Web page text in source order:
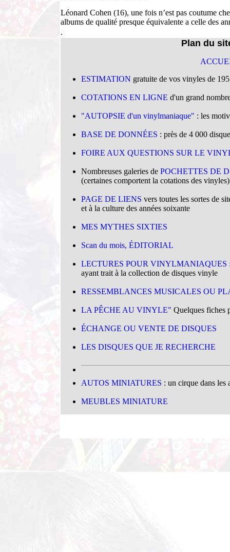
Léonard Cohen (16), une fois n’est pas coutume
albums de qualité presque équivalente a celle des
.
Plan du
ESTIMATION gratuite de vos vinyles de
COTATIONS EN LIGNE d'un grand
"AUTOPSIE d'un vinylmaniaque" : les
BASE DE DONNÉES : près de 4 000
FOIRE AUX QUESTIONS SUR LE
Nombreuses galeries de POCHETTES DE
(certaines comportent la cotations des vinyles)
PAGE DE LIENS vers toutes les sortes de
et à la culture des années soixante
MES MYTHES SIXTIES
Scan du mois, ÉDITORIAL
LECTURES POUR VINYLMANIAQUES
ayant trait à la collection de disques vinyle
RESSEMBLANCES MUSICALES OU
LA PÊCHE AU VINYLE" Quelques fiches
ÉCHANGE OU VENTE DE DISQUES
LES DISQUES QUE JE RECHERCHE
AUTOS MINIATURES : un cirque dans les
MEUBLES MINIATURE